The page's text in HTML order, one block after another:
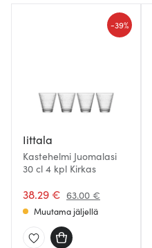
Iittala
Kastehelmi Juomalasi
30 cl 4 kpl Kirkas
38.29 € 63.00 €
-39%
Muutama jäljellä